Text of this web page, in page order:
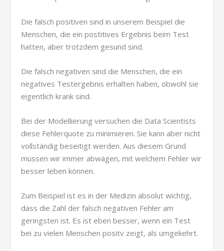
Die falsch positiven sind in unserem Beispiel die
Menschen, die ein postitives Ergebnis beim Test
hatten, aber trotzdem gesund sind.
Die falsch negativen sind die Menschen, die ein
negatives Testergebnis erhalten haben, obwohl sie
eigentlich krank sind.
Bei der Modellierung versuchen die Data Scientists
diese Fehlerquote zu minimieren. Sie kann aber nicht
vollständig beseitigt werden. Aus diesem Grund
müssen wir immer abwägen, mit welchem Fehler wir
besser leben können.
Zum Beispiel ist es in der Medizin absolut wichtig,
dass die Zahl der falsch negativen Fehler am
geringsten ist. Es ist eben besser, wenn ein Test
bei zu vielen Menschen positv zeigt, als umgekehrt.